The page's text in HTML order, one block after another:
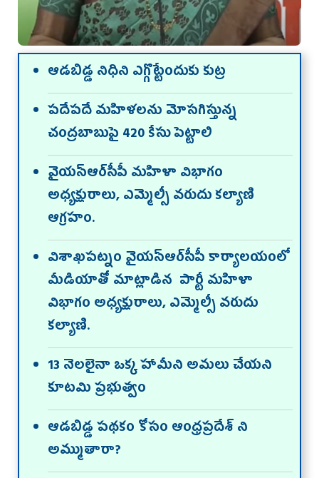
ఆడబిడ్డ నిధిని ఎగ్గొట్టేందుకు కుట్ర
పదేపదే మహిళలను మోసగిస్తున్న
చంద్రబాబుపై 420 కేసు పెట్టాలి
వైయ‌స్ఆర్‌సీపీ మహిళా విభాగం
అధ్యక్షురాలు, ఎమ్మెల్సీ వరుదు కల్యాణి
ఆగ్రహం.
విశాఖపట్నం వైయ‌స్ఆర్‌సీపీ కార్యాలయంలో
మీడియాతో మాట్లాడిన పార్టీ మహిళా
విభాగం అధ్యక్షురాలు, ఎమ్మెల్సీ వరుదు
కల్యాణి.
13 నెలలైనా ఒక్క హామీని అమలు చేయని
కూటమి ప్రభుత్వం
ఆడబిడ్డ పథకం కోసం ఆంధ్రప్రదేశ్ ని
అమ్ముతారా?